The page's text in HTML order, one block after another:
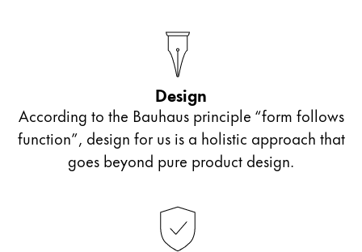
La región global representa todos los países a los
Esta región contiene una lista de países con los
Greece
Ελληνικά
Poland
Design
According to the Bauhaus principle “form follows
function”, design for us is a holistic approach that
goes beyond pure product design.